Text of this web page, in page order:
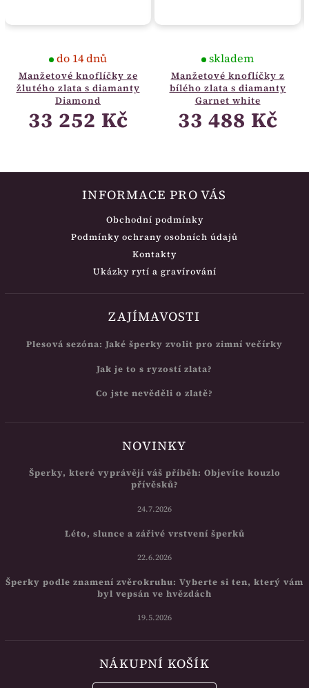
Manžetové knoflíčky ze
žlutého zlata s diamanty
Diamond
do 14 dnů
33 252 Kč
Manžetové knoflíčky z
bílého zlata s diamanty
Garnet white
skladem
33 488 Kč
INFORMACE PRO VÁS
Obchodní podmínky
Podmínky ochrany osobních údajů
Kontakty
Ukázky rytí a gravírování
ZAJÍMAVOSTI
Plesová sezóna: Jaké šperky zvolit pro zimní večírky
Jak je to s ryzostí zlata?
Co jste nevěděli o zlatě?
NOVINKY
Šperky, které vyprávějí váš příběh: Objevíte kouzlo
přívěsků?
24.7.2026
Léto, slunce a zářivé vrstvení šperků
22.6.2026
Šperky podle znamení zvěrokruhu: Vyberte si ten, který vám
byl vepsán ve hvězdách
19.5.2026
NÁKUPNÍ KOŠÍK